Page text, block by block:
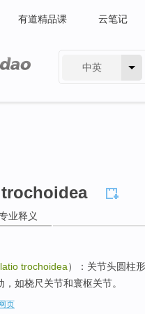
有道精品课 云笔记
中英
业释义
trochoidea）：关节头圆柱
如桡尺关节和寰枢关节。
页